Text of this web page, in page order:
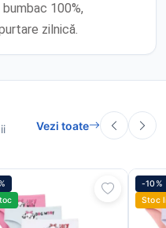
100%,
zilnică.
Vezi toate
-10%
Stoc